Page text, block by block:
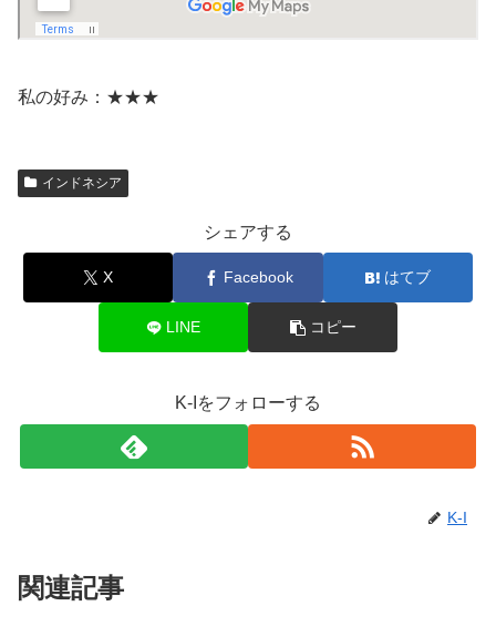
私の好み：★★★
インドネシア
シェアする
X Facebook はてブ
LINE コピー
K-Iをフォローする
K-I
関連記事